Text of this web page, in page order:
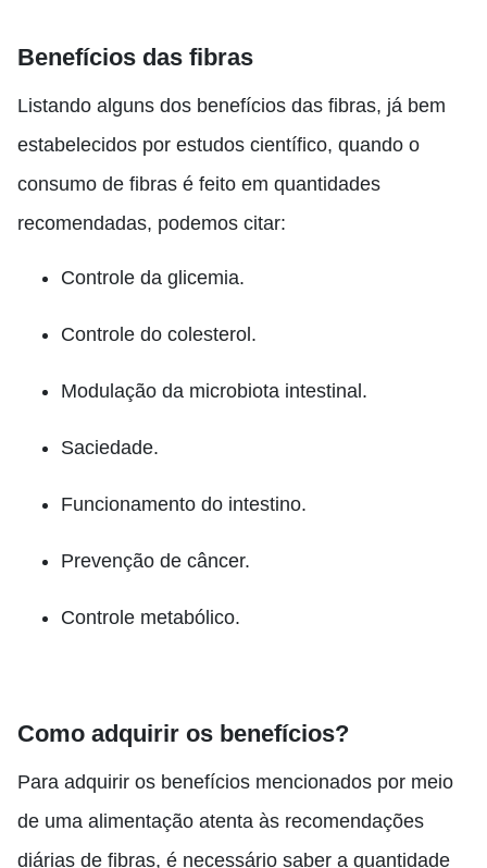
Benefícios das fibras
Listando alguns dos benefícios das fibras, já bem
estabelecidos por estudos científico, quando o
consumo de fibras é feito em quantidades
recomendadas, podemos citar:
Controle da glicemia.
Controle do colesterol.
Modulação da microbiota intestinal.
Saciedade.
Funcionamento do intestino.
Prevenção de câncer.
Controle metabólico.
Como adquirir os benefícios?
Para adquirir os benefícios mencionados por meio
de uma alimentação atenta às recomendações
diárias de fibras, é necessário saber a quantidade